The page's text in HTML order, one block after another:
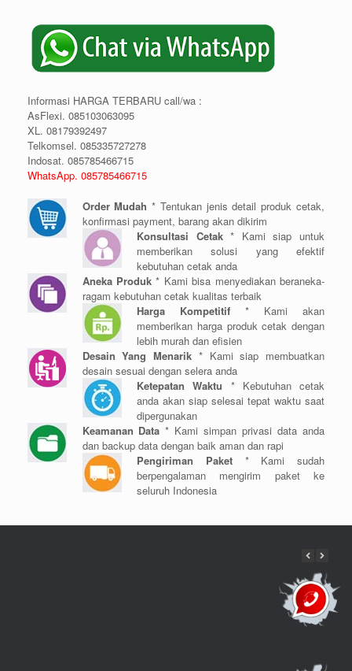
Informasi HARGA TERBARU call/wa :
AsFlexi. 085103063095
XL. 08179392497
Telkomsel. 085335727278
Indosat. 085785466715
WhatsApp. 085785466715
Order Mudah * Tentukan jenis detail produk cetak,
konfirmasi payment, barang akan dikirim
Konsultasi Cetak* Kami siap untuk
memberikan solusi yang efektif
kebutuhan cetak anda
Aneka Produk* Kami bisa menyediakan beraneka-
ragam kebutuhan cetak kualitas terbaik
Harga Kompetitif * Kami akan
memberikan harga produk cetak dengan
lebih murah dan efisien
Desain Yang Menarik * Kami siap membuatkan
desain sesuai dengan selera anda
Ketepatan Waktu * Kebutuhan cetak
anda akan siap selesai tepat waktu saat
dipergunakan
Keamanan Data * Kami simpan privasi data anda
dan backup data dengan baik aman dan rapi
Pengiriman Paket* Kami sudah
berpengalaman mengirim paket ke
seluruh Indonesia